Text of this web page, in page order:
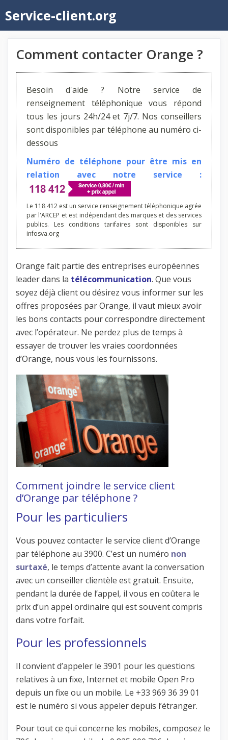
au
contenu
Service-client.org
Comment contacter Orange ?
Besoin d'aide ? Notre service de
renseignement téléphonique vous répond
tous les jours 24h/24 et 7j/7. Nos conseillers
sont disponibles par téléphone au numéro ci-
dessous
Numéro de téléphone pour être mis en
relation avec notre service :
Le 118 412 est un service renseignement téléphonique agrée
par l'ARCEP et est indépendant des marques et des services
publics. Les conditions tarifaires sont disponibles sur
infosva.org
Orange fait partie des entreprises européennes
leader dans la télécommunication. Que vous
soyez déjà client ou désirez vous informer sur les
offres proposées par Orange, il vaut mieux avoir
les bons contacts pour correspondre directement
avec l’opérateur. Ne perdez plus de temps à
essayer de trouver les vraies coordonnées
d’Orange, nous vous les fournissons.
Comment joindre le service client
d’Orange par téléphone ?
Pour les particuliers
Vous pouvez contacter le service client d’Orange
par téléphone au 3900. C’est un numéro non
surtaxé, le temps d’attente avant la conversation
avec un conseiller clientèle est gratuit. Ensuite,
pendant la durée de l’appel, il vous en coûtera le
prix d’un appel ordinaire qui est souvent compris
dans votre forfait.
Pour les professionnels
Il convient d’appeler le 3901 pour les questions
relatives à un fixe, Internet et mobile Open Pro
depuis un fixe ou un mobile. Le +33 969 36 39 01
est le numéro si vous appeler depuis l’étranger.
Pour tout ce qui concerne les mobiles, composez le